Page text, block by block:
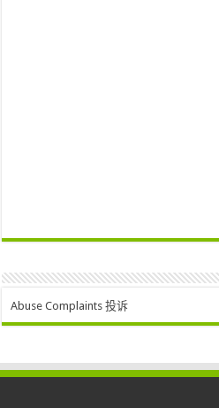
Abuse Complaints 投诉